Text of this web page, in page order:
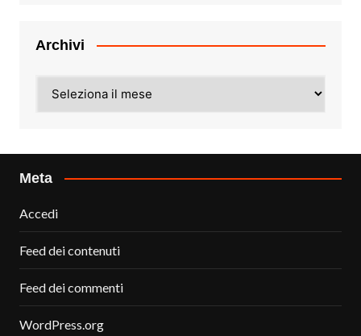
Archivi
Meta
Accedi
Feed dei contenuti
Feed dei commenti
WordPress.org